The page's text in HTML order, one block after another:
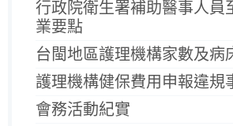
行政院衛生署補助醫事人員
業要點
台閩地區護理機構家數及病
護理機構健保費用申報違規
會務活動紀實